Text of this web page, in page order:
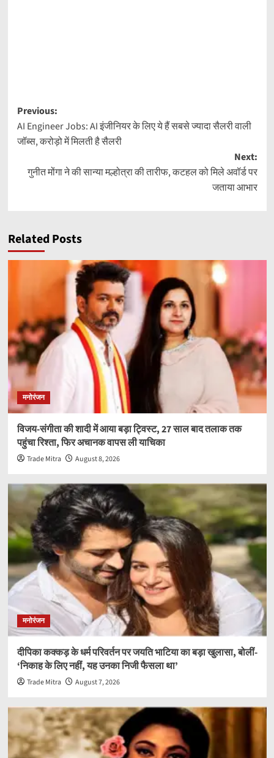
Post
navigation
Previous:
AI Engineer Jobs: AI इंजीनियर के लिए ये हैं सबसे ज्यादा सैलरी वाली
जॉब्स, करोड़ो में मिलती है सैलरी
Next:
गुनीत मोंगा ने की सान्या मल्होत्रा की तारीफ, कटहल को मिले अवॉर्ड पर
जताया आभार
Related Posts
मनोरंजन
विजय-संगीता की शादी में आया बड़ा ट्विस्ट, 27 साल बाद तलाक तक
पहुंचा रिश्ता, फिर अचानक वापस ली याचिका
Trade Mitra August 8, 2026
मनोरंजन
दीपिका कक्कड़ के धर्म परिवर्तन पर जयति भाटिया का बड़ा खुलासा, बोलीं-
‘निकाह के लिए नहीं, यह उनका निजी फैसला था’
Trade Mitra August 7, 2026